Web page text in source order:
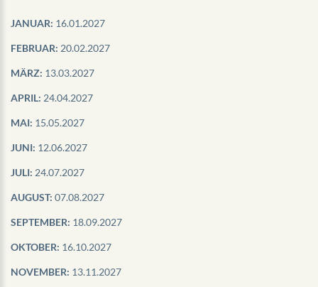
JANUAR: 16.01.2027
FEBRUAR: 20.02.2027
MÄRZ: 13.03.2027
APRIL: 24.04.2027
MAI: 15.05.2027
JUNI: 12.06.2027
JULI: 24.07.2027
AUGUST: 07.08.2027
SEPTEMBER: 18.09.2027
OKTOBER: 16.10.2027
NOVEMBER: 13.11.2027